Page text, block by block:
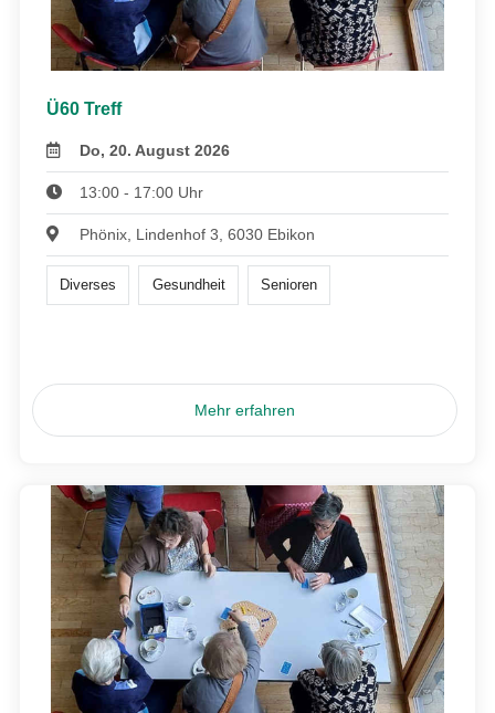
Ü60 Treff
Do, 20. August 2026
13:00 - 17:00 Uhr
Phönix, Lindenhof 3, 6030 Ebikon
Diverses Gesundheit Senioren
Mehr erfahren